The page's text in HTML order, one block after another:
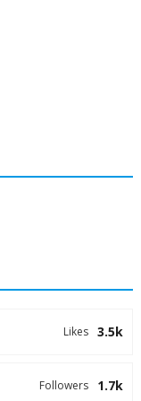
3.5k
Likes
1.7k
Followers